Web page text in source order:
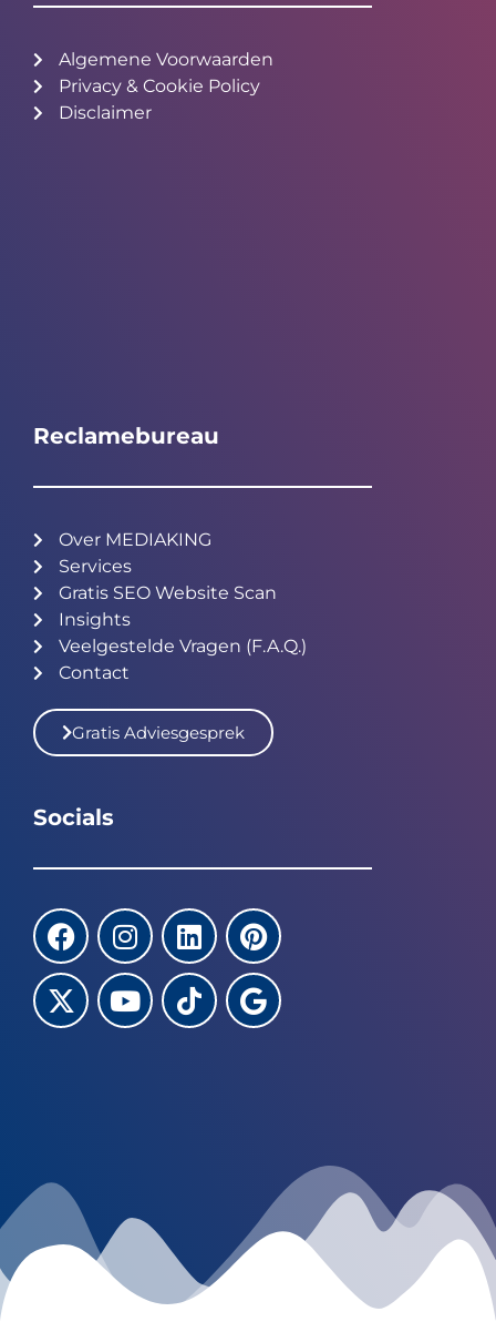
Algemene Voorwaarden
Privacy & Cookie Policy
Disclaimer
Reclamebureau
Over MEDIAKING
Services
Gratis SEO Website Scan
Insights
Veelgestelde Vragen (F.A.Q.)
Contact
Gratis Adviesgesprek
Socials